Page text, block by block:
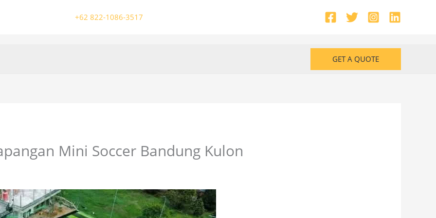
+62 822-1086-3517
GET A QUOTE
Mini Soccer Bandung Kulon